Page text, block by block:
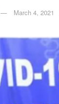
March 4, 2021